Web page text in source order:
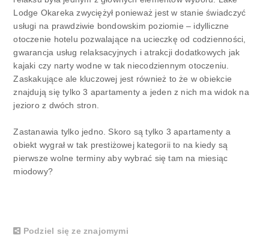
Lodge Okareka zwyciężył ponieważ jest w stanie świadczyć
usługi na prawdziwie bondowskim poziomie – idylliczne
otoczenie hotelu pozwalające na ucieczkę od codzienności,
gwarancja usług relaksacyjnych i atrakcji dodatkowych jak
kajaki czy narty wodne w tak niecodziennym otoczeniu.
Zaskakujące ale kluczowej jest również to że w obiekcie
znajdują się tylko 3 apartamenty a jeden z nich ma widok na
jezioro z dwóch stron.
Zastanawia tylko jedno. Skoro są tylko 3 apartamenty a
obiekt wygrał w tak prestiżowej kategorii to na kiedy są
pierwsze wolne terminy aby wybrać się tam na miesiąc
miodowy?
Podziel się ze znajomymi